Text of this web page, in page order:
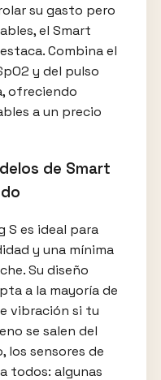
su gasto pero
el Smart
Combina el
y del pulso
ofreciendo
a un precio
de Smart
S es ideal para
y una mínima
Su diseño
a la mayoría de
vibración si tu
se salen del
los sensores de
todos: algunas